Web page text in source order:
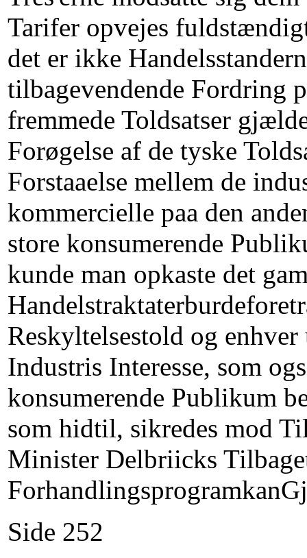
Tarifer opvejes
det er ikke
tilbagevendende Fordring
fremmede Toldsatser
Forøgelse af de tyske
Forstaaelse mellem de
kommercielle paa den
store konsumerende
kunde man opkaste det
Reskyltelsestold og
Industris Interesse, som
konsumerende Publikum
som hidtil, sikredes mod
Minister Delbriicks
Side 252